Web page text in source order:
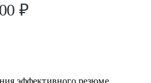
₽
эффективного резюме.